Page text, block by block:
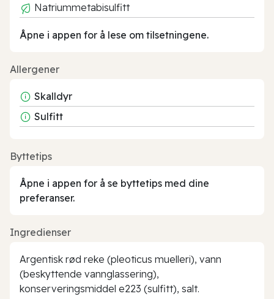
Natriummetabisulfitt
Åpne i appen for å lese om tilsetningene.
Allergener
Skalldyr
Sulfitt
Byttetips
Åpne i appen for å se byttetips med dine
preferanser.
Ingredienser
Argentisk rød reke (pleoticus muelleri), vann
(beskyttende vannglassering),
konserveringsmiddel e223 (sulfitt), salt.